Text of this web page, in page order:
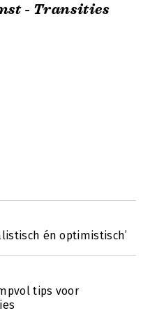
- Transities
én optimistisch’
tips voor